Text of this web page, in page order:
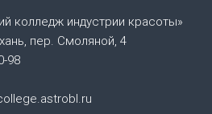
колледж индустрии красоты»
пер. Смоляной, 4
98